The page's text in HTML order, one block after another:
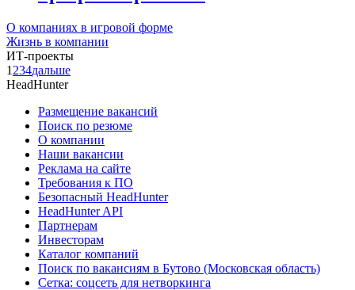
О компаниях в игровой форме
Жизнь в компании
ИТ-проекты
1 234дальше
HeadHunter
Размещение вакансий
Поиск по резюме
О компании
Наши вакансии
Реклама на сайте
Требования к ПО
Безопасный HeadHunter
HeadHunter API
Партнерам
Инвесторам
Каталог компаний
Поиск по вакансиям в Бутово (Московская область)
Сетка: соцсеть для нетворкинга